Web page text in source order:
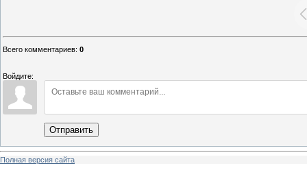
Всего комментариев: 0
Войдите:
Отправить
Полная версия сайта